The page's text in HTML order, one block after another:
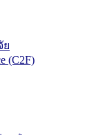
ย
(C2F)